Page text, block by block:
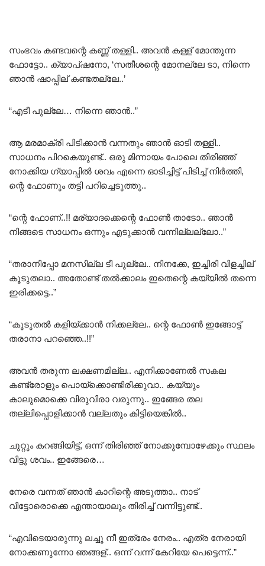
സംഭവം കണ്ടവന്റെ കണ്ണ് തള്ളി.. അവൻ കള്ള് മോന്തുന്ന
ഫോട്ടോ.. ക്യാപ്ഷനോ, ‘സതീശന്റെ മോനല്ലേ ടാ, നിന്നെ
ഞാൻ ഷാപ്പില് കണ്ടതല്ലേ..’
“എടീ പുല്ലേ… നിന്നെ ഞാൻ..”
ആ മരമാക്രി പിടിക്കാൻ വന്നതും ഞാൻ ഓടി തള്ളി..
സാധനം പിറകെയുണ്ട്.. ഒരു മിന്നായം പോലെ തിരിഞ്ഞ്
നോക്കിയ ഗ്യാപ്പിൽ ശവം എന്നെ ഓടിച്ചിട്ട് പിടിച്ച് നിർത്തി,
ന്റെ ഫോണും തട്ടി പറിച്ചെടുത്തു..
“ന്റെ ഫോണ്..!! മര്യാദക്കെന്റെ ഫോൺ താടോ.. ഞാൻ
നിങ്ങടെ സാധനം ഒന്നും എടുക്കാൻ വന്നില്ലല്ലോ..”
“തരാനിപ്പോ മനസില്ല ടീ പുല്ലേ.. നിനക്കേ, ഇച്ചിരി വിളച്ചില്
കൂടുതലാ.. അതോണ്ട് തൽക്കാലം ഇതെന്റെ കയ്യിൽ തന്നെ
ഇരിക്കട്ടെ..”
“കൂടുതൽ കളിയ്ക്കാൻ നിക്കല്ലേ.. ന്റെ ഫോൺ ഇങ്ങോട്ട്
തരാനാ പറഞ്ഞെ..!!”
അവൻ തരുന്ന ലക്ഷണമില്ല.. എനിക്കാണേൽ സകല
കണ്ട്രോളും പൊയ്ക്കൊണ്ടിരിക്കുവാ.. കയ്യും
കാലുമൊക്കെ വിരുവിരാ വരുന്നു.. ഇങ്ങേര തല
തല്ലിപ്പൊളിക്കാൻ വല്ലതും കിട്ടിയെങ്കിൽ..
ചുറ്റും കറങ്ങിയിട്ട്, ഒന്ന് തിരിഞ്ഞ് നോക്കുമ്പോഴേക്കും സ്ഥലം
വിട്ടു ശവം.. ഇങ്ങേരെ…
നേരെ വന്നത് ഞാൻ കാറിന്റെ അടുത്താ.. നാട്
വിട്ടോരൊക്കെ എന്തായാലും തിരിച്ച് വന്നിട്ടുണ്ട്..
“എവിടെയാരുന്നു ലച്ചൂ നീ ഇത്രേം നേരം.. എത്ര നേരായി
നോക്കണുന്നോ ഞങ്ങള്.. ഒന്ന് വന്ന് കേറിയേ പെട്ടെന്ന്..”